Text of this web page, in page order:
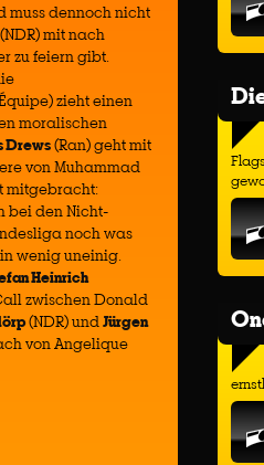
muss dennoch nicht
(NDR) mit nach
zu feiern gibt.
zieht einen
moralischen
Drews(Ran) geht mit
von Muhammad
mitgebracht:
bei den Nicht-
noch was
wenig uneinig.
Heinrich
zwischen Donald
(NDR) undJürgen
von Angelique